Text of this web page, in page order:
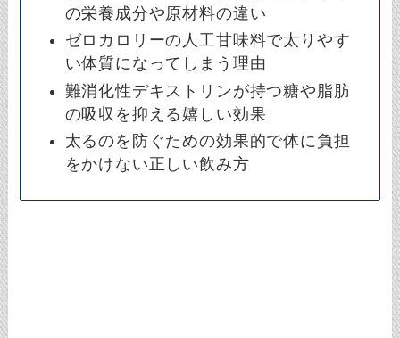
の栄養成分や原材料の違い
ゼロカロリーの人工甘味料で太りやす
い体質になってしまう理由
難消化性デキストリンが持つ糖や脂肪
の吸収を抑える嬉しい効果
太るのを防ぐための効果的で体に負担
をかけない正しい飲み方